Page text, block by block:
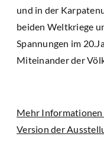
und in der
beiden Weltkriege
Spannungen im
Miteinander der
Mehr Informationen
Version der